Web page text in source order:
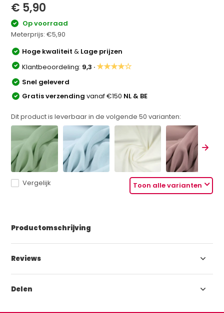
€ 5,90
Op voorraad
Meterprijs:€5,90
Hoge kwaliteit& Lage prijzen
Klantbeoordeling: 9,3 ·★★★★☆
Snel geleverd
Gratis verzendingvanaf €150 NL & BE
Dit product is leverbaar in de volgende50 varianten:
Toon alle varianten
Vergelijk
Productomschrijving
Reviews
Delen